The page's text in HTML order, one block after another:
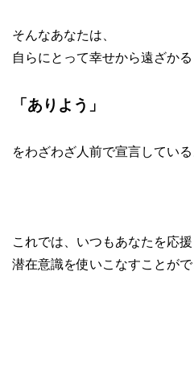
そんなあなたは、
自らにとって幸せから遠ざかる
「ありよう」
をわざわざ人前で宣言している
これでは、いつもあなたを応
潜在意識を使いこなすことがで